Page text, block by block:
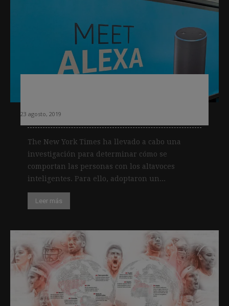
23 agosto, 2019
The New York Times ha llevado a cabo una
investigación para determinar cómo se
comportan las personas con los altavoces
inteligentes. Para ello, adoptaron un...
Leer más